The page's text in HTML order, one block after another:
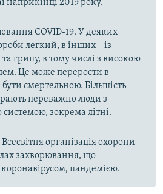
наприкінці 2019 року.
COVID-19. У деяких
легкий, в інших – із
грипу, в тому числі з високою
Це може перерости в
смертельною. Більшість
переважно люди з
зокрема літні.
організація охорони
захворювання, що
пандемією.